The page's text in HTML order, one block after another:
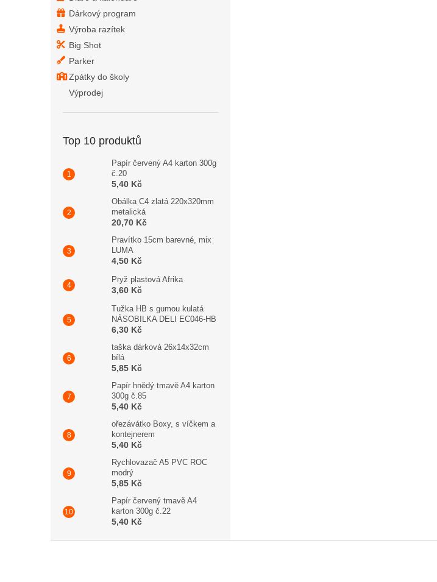
Dárkový program
Výroba razítek
Big Shot
Parker
Zpátky do školy
Výprodej
Top 10 produktů
Papír červený A4 karton 300g
č.20
5,40 Kč
Obálka C4 zlatá 220x320mm
metalická
20,70 Kč
Pravítko 15cm barevné, mix
LUMA
4,50 Kč
Pryž plastová Afrika
3,60 Kč
Tužka HB s gumou kulatá
NÁSOBILKA DELI EC046-HB
6,30 Kč
taška dárková 26x14x32cm
bílá
5,85 Kč
Papír hnědý tmavě A4 karton
300g č.85
5,40 Kč
ořezávátko Boxy, s víčkem a
kontejnerem
5,40 Kč
Rychlovazač A5 PVC ROC
modrý
5,85 Kč
Papír červený tmavě A4
karton 300g č.22
5,40 Kč